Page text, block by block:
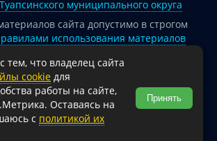
муниципального округа
сайта допустимо в строгом
использования материалов
сайте
и использовании информации ссылка
сети Интернет обязательна
на официальный интернет-портал
муниципального округа.
тем, что владелец сайта
cookie для
работы на сайте,
Оставаясь на
с политикой их
Принять